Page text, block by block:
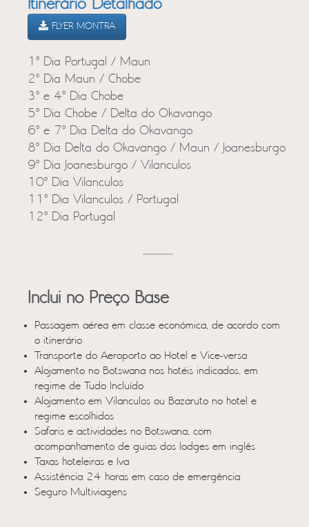
Itinerário Detalhado
FLYER MONTRA
1º Dia Portugal / Maun
2º Dia Maun / Chobe
3º e 4º Dia Chobe
5º Dia Chobe / Delta do Okavango
6º e 7º Dia Delta do Okavango
8º Dia Delta do Okavango / Maun / Joanesburgo
9º Dia Joanesburgo / Vilanculos
10º Dia Vilanculos
11º Dia Vilanculos / Portugal
12º Dia Portugal
Inclui no Preço Base
Passagem aérea em classe económica, de acordo com
o itinerário
Transporte do Aeroporto ao Hotel e Vice-versa
Alojamento no Botswana nos hotéis indicados, em
regime de Tudo Incluído
Alojamento em Vilanculos ou Bazaruto no hotel e
regime escolhidos
Safaris e actividades no Botswana, com
acompanhamento de guias dos lodges em inglês
Taxas hoteleiras e Iva
Assistência 24 horas em caso de emergência
Seguro Multiviagens